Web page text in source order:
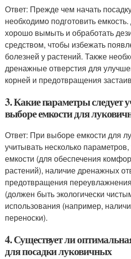
Ответ: Прежде чем начать
необходимо подготовить
хорошо вымыть и обработать
средством, чтобы избежать
болезней у растений. Также
дренажные отверстия для
корней и предотвращения
3. Какие параметры следует
выборе емкости для
Ответ: При выборе емкости для
учитывать несколько
емкости (для обеспечения
растений), наличие дренажных
предотвращения
(должен быть экологически
использования (например,
переноски).
4. Существует ли
для посадки луковичных